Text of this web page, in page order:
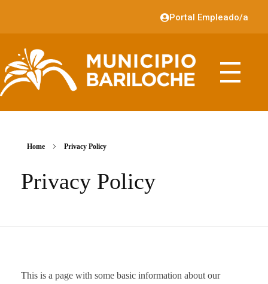
Portal Empleado/a
Home Privacy Policy
Privacy Policy
This is a page with some basic information about our